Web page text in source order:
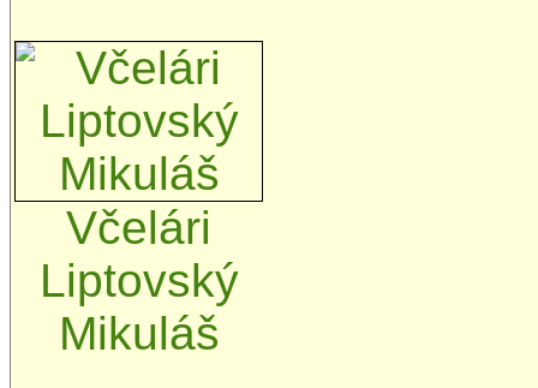
Včelári
Liptovský
Mikuláš